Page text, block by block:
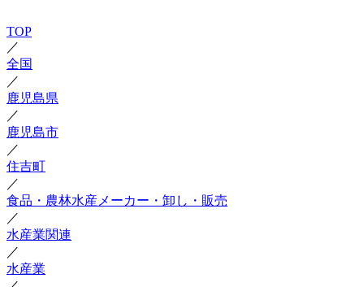
TOP
／
全国
／
鹿児島県
／
鹿児島市
／
住吉町
／
食品・農林水産メーカー・卸し・販売
／
水産業関連
／
水産業